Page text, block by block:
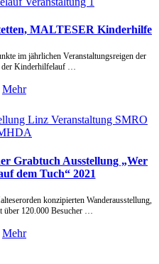
MALTESER Kinderhilfe
im jährlichen Veranstaltungsreigen der
Kinderhilfelauf …
Mehr
Grabtuch Ausstellung „Wer
dem Tuch“ 2021
konzipierten Wanderausstellung,
über 120.000 Besucher …
Mehr